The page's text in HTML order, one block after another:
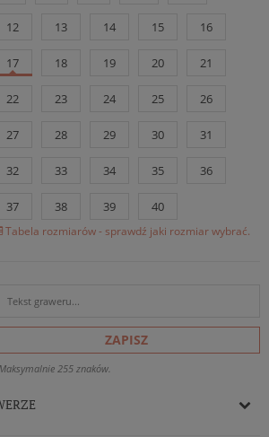
12 13 14 15 16
17 18 19 20 21
22 23 24 25 26
27 28 29 30 31
32 33 34 35 36
37 38 39 40
Tabela rozmiarów - sprawdź jaki rozmiar wybrać.
ZAPISZ
255 znaków.